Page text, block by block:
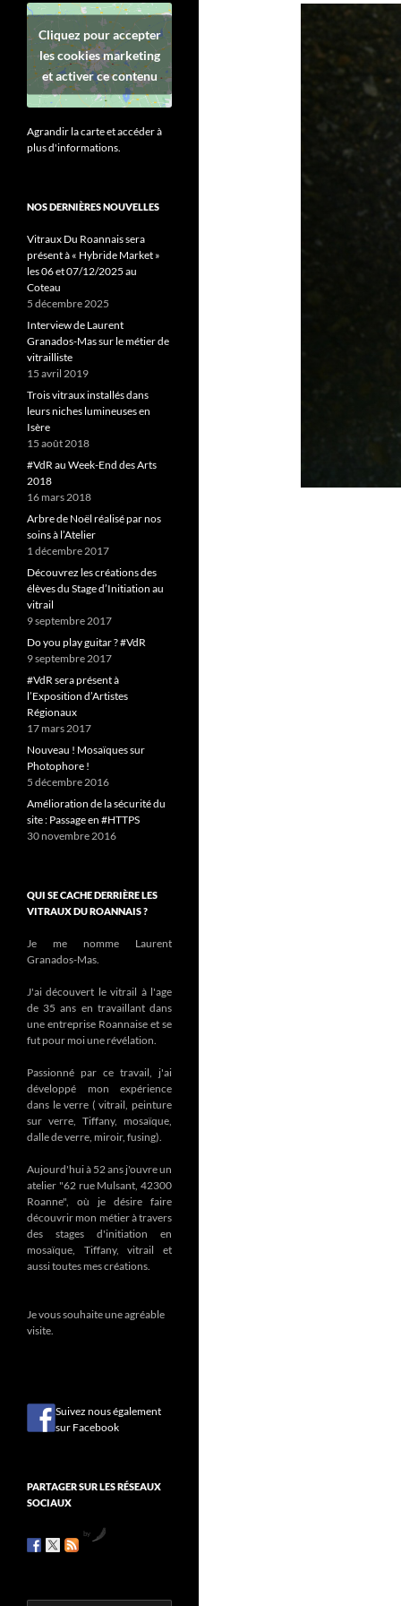
Cliquez pour accepter
les cookies marketing
et activer ce contenu
Agrandir la carte et accéder à
plus d'informations.
NOS DERNIÈRES NOUVELLES
Vitraux Du Roannais sera
présent à « Hybride Market »
les 06 et 07/12/2025 au
Coteau
5 décembre 2025
Interview de Laurent
Granados-Mas sur le métier de
vitrailliste
15 avril 2019
Trois vitraux installés dans
leurs niches lumineuses en
Isère
15 août 2018
#VdR au Week-End des Arts
2018
16 mars 2018
Arbre de Noël réalisé par nos
soins à l’Atelier
1 décembre 2017
Découvrez les créations des
élèves du Stage d’Initiation au
vitrail
9 septembre 2017
Do you play guitar ? #VdR
9 septembre 2017
#VdR sera présent à
l’Exposition d’Artistes
Régionaux
17 mars 2017
Nouveau ! Mosaïques sur
Photophore !
5 décembre 2016
Amélioration de la sécurité du
site : Passage en #HTTPS
30 novembre 2016
QUI SE CACHE DERRIÈRE LES
VITRAUX DU ROANNAIS ?
Je me nomme Laurent
Granados-Mas.
J'ai découvert le vitrail à l'age
de 35 ans en travaillant dans
une entreprise Roannaise et se
fut pour moi une révélation.
Passionné par ce travail, j'ai
développé mon expérience
dans le verre ( vitrail, peinture
sur verre, Tiffany, mosaïque,
dalle de verre, miroir, fusing).
Aujourd'hui à 52 ans j'ouvre un
atelier "62 rue Mulsant, 42300
Roanne", où je désire faire
découvrir mon métier à travers
des stages d'initiation en
mosaïque, Tiffany, vitrail et
aussi toutes mes créations.
Je vous souhaite une agréable
visite.
Suivez nous également
sur Facebook
PARTAGER SUR LES RÉSEAUX
SOCIAUX
by